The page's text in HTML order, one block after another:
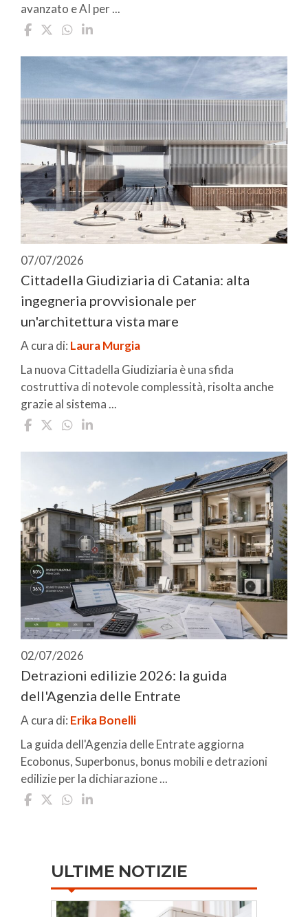
avanzato e AI per ...
07/07/2026
Cittadella Giudiziaria di Catania: alta
ingegneria provvisionale per
un'architettura vista mare
A cura di: Laura Murgia
La nuova Cittadella Giudiziaria è una sfida
costruttiva di notevole complessità, risolta anche
grazie al sistema ...
02/07/2026
Detrazioni edilizie 2026: la guida
dell'Agenzia delle Entrate
A cura di: Erika Bonelli
La guida dell'Agenzia delle Entrate aggiorna
Ecobonus, Superbonus, bonus mobili e detrazioni
edilizie per la dichiarazione ...
ULTIME NOTIZIE